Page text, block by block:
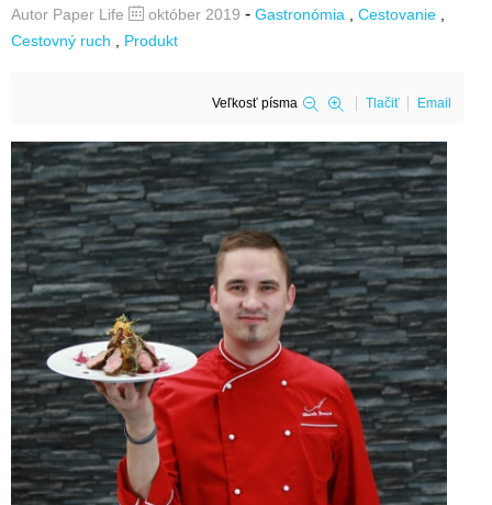
Autor Paper Life október 2019 - Gastronómia
Cestovanie
Cestovný ruch
Produkt
Veľkosť písma Tlačiť Email